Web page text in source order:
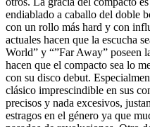
endiablado a caballo del doble
con un rollo más hard y con
actuales hacen que la escucha
World” y “”Far Away” poseen
hacen que el compacto sea lo
con su disco debut.
clásico imprescindible en sus
precisos y nada excesivos,
estragos en el género ya que